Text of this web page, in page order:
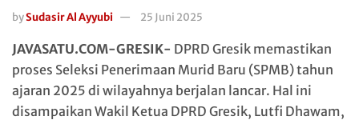
bySudasir Al Ayyubi 25 Juni 2025
JAVASATU.COM-GRESIK- DPRD Gresik memastikan
proses Seleksi Penerimaan Murid Baru (SPMB) tahun
ajaran 2025 di wilayahnya berjalan lancar. Hal ini
disampaikan Wakil Ketua DPRD Gresik, Lutfi Dhawam,